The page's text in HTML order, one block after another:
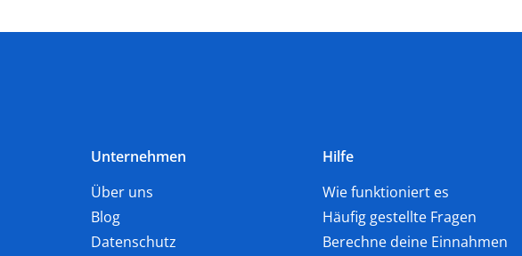
Unternehmen
Über uns
Blog
Datenschutz
Hilfe
Wie funktioniert es
Häufig gestellte Fragen
Berechne deine Einnahmen